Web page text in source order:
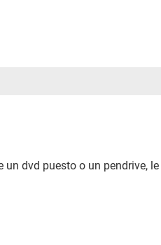
un dvd puesto o un pendrive, le